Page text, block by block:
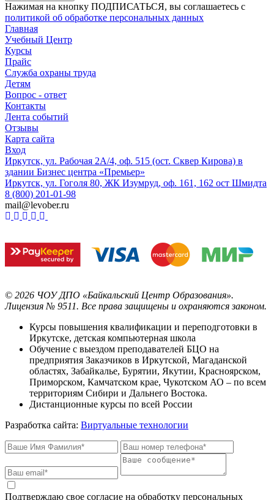
Нажимая на кнопку ПОДПИСАТЬСЯ, вы соглашаетесь с
политикой об обработке персональных данных
Главная
Учебный Центр
Курсы
Прайс
Служба охраны труда
Детям
Вопрос - ответ
Контакты
Лента событий
Отзывы
Карта сайта
Вход
Иркутск, ул. Рабочая 2А/4, оф. 515 (ост. Сквер Кирова) в
здании Бизнес центра «Премьер»
Иркутск, ул. Гоголя 80, ЖК Изумруд, оф. 161, 162 ост Шмидта
8 (800) 201-01-98
mail@levober.ru
© 2026 ЧОУ ДПО «Байкальский Центр Образования».
Лицензия № 9511. Все права защищены и охраняются законом.
Курсы повышения квалификации и переподготовки в
Иркутске, детская компьютерная школа
Обучение с выездом преподавателей БЦО на
предприятия Заказчиков в Иркутской, Магаданской
областях, Забайкалье, Бурятии, Якутии, Красноярском,
Приморском, Камчатском крае, Чукотском АО – по всем
территориям Сибири и Дальнего Востока.
Дистанционные курсы по всей России
Разработка сайта: Виртуальные технологии
Подтверждаю свое согласие на обработку персональных